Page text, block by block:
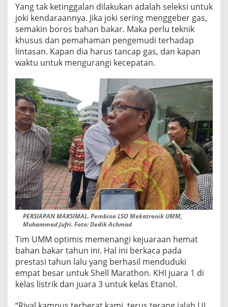
Yang tak ketinggalan dilakukan adalah seleksi untuk
joki kendaraannya. Jika joki sering menggeber gas,
semakin boros bahan bakar. Maka perlu teknik
khusus dan pemahaman pengemudi terhadap
lintasan. Kapan dia harus tancap gas, dan kapan
waktu untuk mengurangi kecepatan.
PERSIAPAN MAKSIMAL. Pembina LSO Mekatronik UMM,
Muhammad Jufri. Foto: Dedik Achmad
Tim UMM optimis memenangi kejuaraan hemat
bahan bakar tahun ini. Hal ini berkaca pada
prestasi tahun lalu yang berhasil menduduki
empat besar untuk Shell Marathon. KHI juara 1 di
kelas listrik dan juara 3 untuk kelas Etanol.